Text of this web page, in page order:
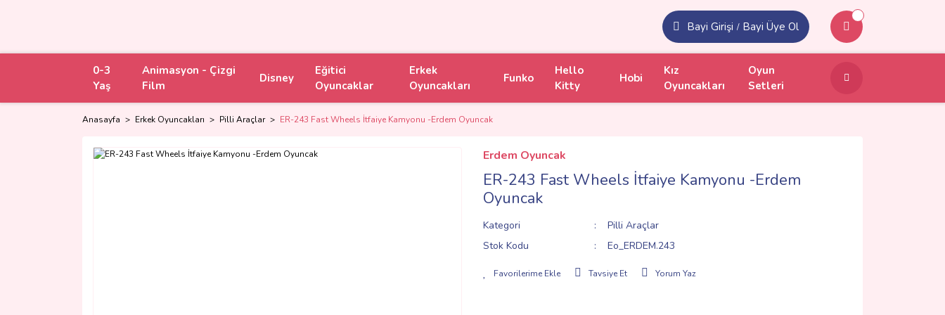
Bayi Girişi / Bayi Üye Ol
0-3
Yaş
Animasyon - Çizgi
Film
Disney
Eğitici
Oyuncaklar
Erkek
Oyuncakları
Funko
Hello
Kitty
Hobi
Kız
Oyuncakları
Oyun
Setleri
Anasayfa Erkek Oyuncakları Pilli Araçlar ER-243 Fast Wheels İtfaiye Kamyonu -Erdem Oyuncak
Erdem Oyuncak
ER-243 Fast Wheels İtfaiye Kamyonu -Erdem
Oyuncak
Kategori
Pilli Araçlar
Stok Kodu
Eo_ERDEM.243
Tavsiye Et Yorum Yaz